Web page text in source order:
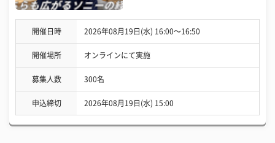
開催日時 2026年08月19日(水) 16:00〜16:50
開催場所 オンラインにて実施
募集人数 300名
申込締切 2026年08月19日(水) 15:00